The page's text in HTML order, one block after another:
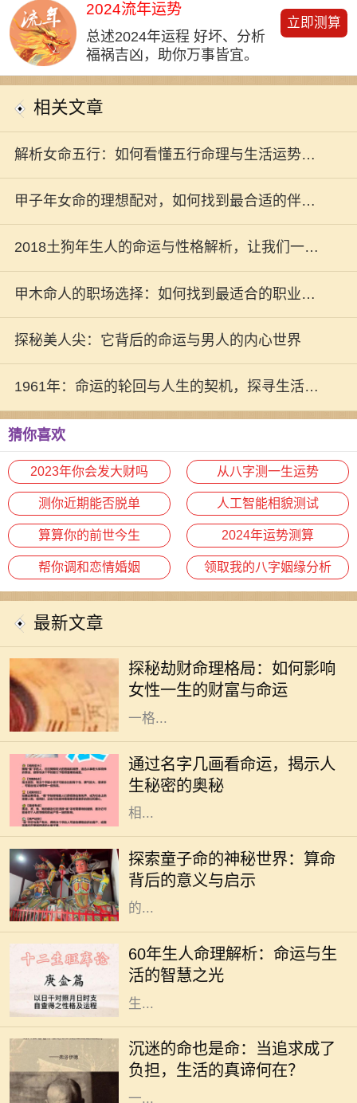
2024流年运势
总述2024年运程 好坏、分析
福祸吉凶，助你万事皆宜。
立即测算
相关文章
解析女命五行：如何看懂五行命理与生活运势的
关系
甲子年女命的理想配对，如何找到最合适的伴
侣？
2018土狗年生人的命运与性格解析，让我们一起
揭开狗年的神秘面纱！
甲木命人的职场选择：如何找到最适合的职业发
展之路
探秘美人尖：它背后的命运与男人的内心世界
1961年：命运的轮回与人生的契机，探寻生活中
的奥秘
猜你喜欢
2023年你会发大财吗 从八字测一生运势
测你近期能否脱单 人工智能相貌测试
算算你的前世今生 2024年运势测算
帮你调和恋情婚姻 领取我的八字姻缘分析
最新文章
探秘劫财命理格局：如何影响
女性一生的财富与命运
种特殊的命理趋势，尤其对女性而
言，它不仅影响着她的财富，还深刻
影响着她的生活与人际关系。了解这
一格...
通过名字几画看命运，揭示人
生秘密的奥秘
在中华文化中，名字不仅承载了父母
的期望和美好寓意，更在某种程度上
与一个人的命运息息相关。特别是名
字的笔画数，常被认为与其五行属性
相...
探索童子命的神秘世界：算命
背后的意义与启示
在中国传统文化中，算命是一门古老
而神秘的艺术，涉及到命理、五行、
阴阳等多种哲学原理。童子命，作为
其中的一个重要概念，常常引发人们
的...
60年生人命理解析：命运与生
活的智慧之光
在中国传统文化中，命理学是一门博
大精深的学问。对于1960年出生的
人，俗称“60年生人”，他们的命理特
征，往往吸引着众多人的关注。根据
生...
沉迷的命也是命：当追求成了
负担，生活的真谛何在？
在这个快速发展的社会中，许多人为
了追求自己的兴趣与爱好，甚至是事
业，不惜陷入沉迷的状态。沉迷看似
是对某件事的热爱，但当热爱演变为
一...